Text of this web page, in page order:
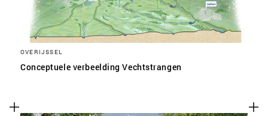
OVERIJSSEL
Conceptuele verbeelding Vechtstrangen